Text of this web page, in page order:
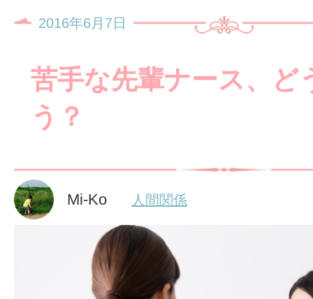
苦手な先輩ナース、ど
う？
2016年6月7日
Mi-Ko 人間関係